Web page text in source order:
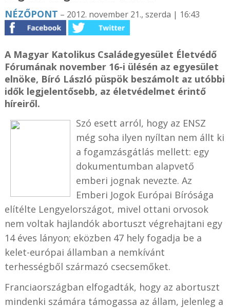
NÉZŐPONT – 2012. november 21., szerda | 16:43
A Magyar Katolikus Családegyesület Életvédő
Fórumának november 16-i ülésén az egyesület
elnöke, Bíró László püspök beszámolt az utóbbi
idők legjelentősebb, az életvédelmet érintő
híreiről.
Szó esett arról, hogy az ENSZ
még soha ilyen nyíltan nem állt ki
a fogamzásgátlás mellett: egy
dokumentumban alapvető
emberi jognak nevezte. Az
Emberi Jogok Európai Bírósága
elítélte Lengyelországot, mivel ottani orvosok
nem voltak hajlandók abortuszt végrehajtani egy
14 éves lányon; eközben 47 hely fogadja be a
kelet-európai államban a nemkívánt
terhességből származó csecsemőket.
Franciaországban elfogadták, hogy az abortuszt
mindenki számára támogassa az állam, jelenleg a